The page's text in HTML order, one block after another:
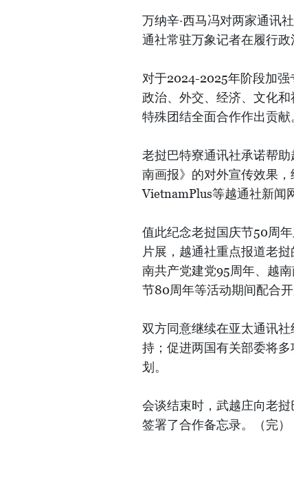
万纳辛·西马冯对两家通讯
通社常驻万象记者在履行政
对于2024-2025年阶段加强
政治、外交、经济、文化
特殊团结全面合作作出贡献
老挝巴特寮通讯社承诺帮
南画报》的对外宣传效果
VietnamPlus等越通社新闻
值此纪念老挝国庆节50周
片展，越通社重点报道老
南共产党建党95周年、越
节80周年等活动期间配合开
双方同意继续在亚太通讯
持；促进两国有关部委将
划。
会谈结束时，武越庄向老
签署了合作备忘录。（完）